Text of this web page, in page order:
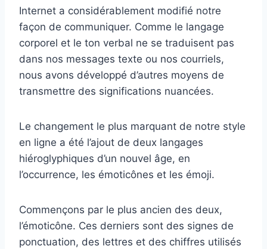
Internet a considérablement modifié notre
façon de communiquer. Comme le langage
corporel et le ton verbal ne se traduisent pas
dans nos messages texte ou nos courriels,
nous avons développé d’autres moyens de
transmettre des significations nuancées.
Le changement le plus marquant de notre style
en ligne a été l’ajout de deux langages
hiéroglyphiques d’un nouvel âge, en
l’occurrence, les émoticônes et les émoji.
Commençons par le plus ancien des deux,
l’émoticône. Ces derniers sont des signes de
ponctuation, des lettres et des chiffres utilisés